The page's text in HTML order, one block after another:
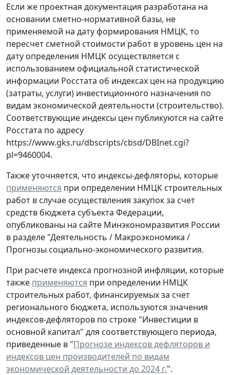
Если же проектная документация разработана на
основании сметно-нормативной базы, не
применяемой на дату формирования НМЦК, то
пересчет сметной стоимости работ в уровень цен на
дату определения НМЦК осуществляется с
использованием официальной статистической
информации Росстата об индексах цен на продукцию
(затраты, услуги) инвестиционного назначения по
видам экономической деятельности (строительство).
Соответствующие индексы цен публикуются на сайте
Росстата по адресу
https://www.gks.ru/dbscripts/cbsd/DBInet.cgi?
pl=9460004.
Также уточняется, что индексы-дефляторы, которые
применяются при определении НМЦК строительных
работ в случае осуществления закупок за счет
средств бюджета субъекта Федерации,
опубликованы на сайте Минэкономразвития России
в разделе "Деятельность / Макроэкономика /
Прогнозы социально-экономического развития.
При расчете индекса прогнозной инфляции, которые
также применяются при определении НМЦК
строительных работ, финансируемых за счет
регионального бюджета, используются значения
индексов-дефляторов по строке "Инвестиции в
основной капитал" для соответствующего периода,
приведенные в "Прогнозе индексов дефляторов и
индексов цен производителей по видам
экономической деятельности до 2024 г.".